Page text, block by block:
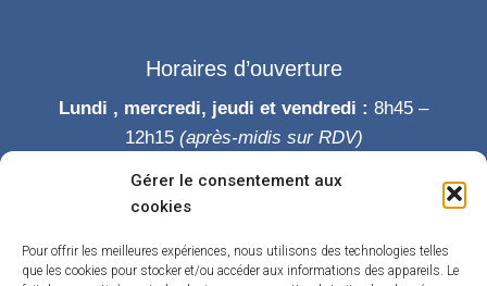
Gérer le consentement aux
cookies
Pour offrir les meilleures expériences, nous utilisons des technologies telles
que les cookies pour stocker et/ou accéder aux informations des appareils. Le
Horaires d’ouverture
Lundi , mercredi, jeudi et vendredi : 8h45 –
12h15 (après-midis sur RDV)